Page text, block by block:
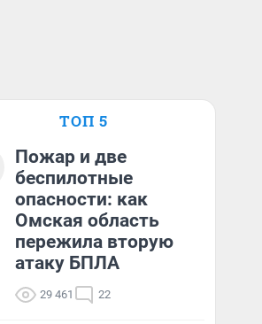
ТОП 5
Пожар и две
беспилотные
опасности: как
Омская область
пережила вторую
атаку БПЛА
29 461 22